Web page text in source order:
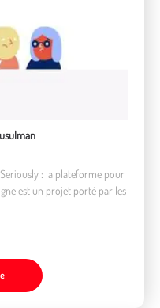
: la plateforme pour
est un projet porté par les